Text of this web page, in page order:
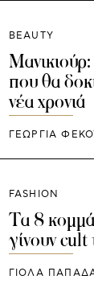
BEAUTY
που θα
νέα χρονιά
ΓΕΩΡΓΙΑ
FASHION
Τα 8
γίνουν
ΓΙΌΛΑ